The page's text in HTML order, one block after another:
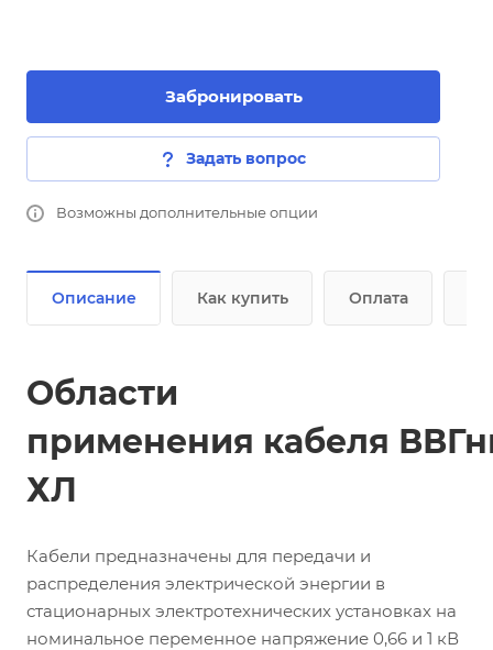
Забронировать
Задать вопрос
Возможны дополнительные опции
Описание Как купить Оплата
Области
применения кабеля
ХЛ
Кабели предназначены для передачи и
распределения электрической энергии в
стационарных электротехнических установках на
номинальное переменное напряжение 0,66 и 1 кВ